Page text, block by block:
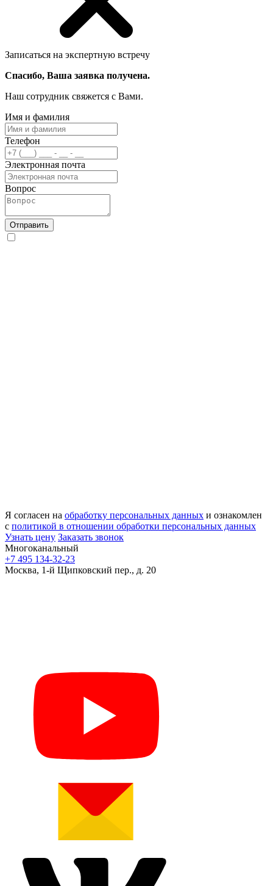
Записаться на экспертную встречу
Спасибо, Ваша заявка получена.
Наш сотрудник свяжется с Вами.
Имя и фамилия
Телефон
Электронная почта
Вопрос
Отправить
Я согласен на обработку персональных данных и ознакомлен
с политикой в отношении обработки персональных данных
Узнать цену Заказать звонок
Многоканальный
+7 495 134-32-23
Москва, 1-й Щипковский пер., д. 20